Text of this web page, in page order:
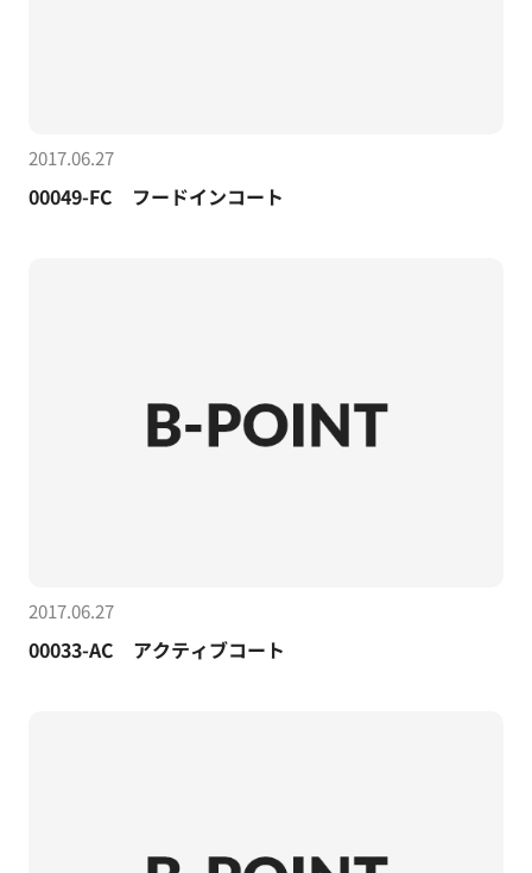
2017.06.27
00049-FC フードインコート
2017.06.27
00033-AC アクティブコート